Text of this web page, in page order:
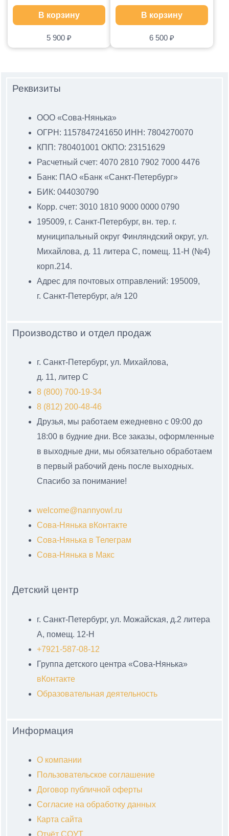
5 900 ₽
В корзину
6 500₽
В корзину
Реквизиты
ООО «Сова-Нянька»
ОГРН: 1157847241650 ИНН: 7804270070
КПП: 780401001 ОКПО: 23151629
Расчетный счет: 4070 2810 7902 7000 4476
Банк: ПАО «Банк «Санкт-Петербург»
БИК: 044030790
Корр. счет: 3010 1810 9000 0000 0790
195009, г. Санкт-Петербург, вн. тер. г.
муниципальный округ Финляндский округ, ул.
Михайлова, д. 11 литера С, помещ. 11-Н (№4)
корп.214.
Адрес для почтовых отправлений: 195009,
г. Санкт-Петербург, а/я 120
Производство и отдел продаж
г. Санкт-Петербург, ул. Михайлова,
д. 11, литер С
8 (800) 700-19-34
8 (812) 200-48-46
Друзья, мы работаем ежедневно с 09:00 до
18:00 в будние дни. Все заказы, оформленные
в выходные дни, мы обязательно обработаем
в первый рабочий день после выходных.
Спасибо за понимание!
welcome@nannyowl.ru
Сова-Нянька вКонтакте
Сова-Нянька в Телеграм
Сова-Нянька в Макс
Детский центр
г. Санкт-Петербург, ул. Можайская, д.2 литера
А, помещ. 12-Н
+7921-587-08-12
Группа детского центра «Сова-Нянька»
вКонтакте
Образовательная деятельность
Информация
О компании
Пользовательское соглашение
Договор публичной оферты
Согласие на обработку данных
Карта сайта
Отчёт СОУТ